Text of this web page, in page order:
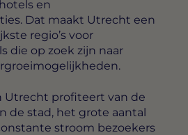
en
Dat maakt Utrecht een
regio’s voor
die op zoek zijn naar
Utrecht profiteert van de
de stad, het grote aantal
stroom bezoekers